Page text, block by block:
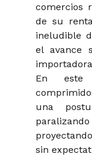
comercios
de su
ineludible
el avance
En este
una
sin